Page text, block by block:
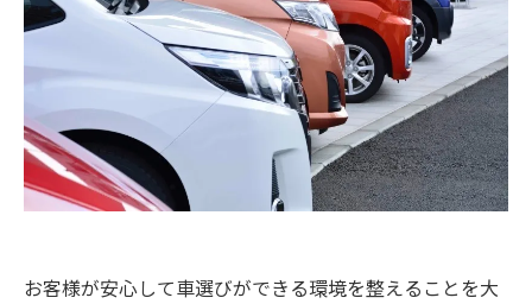
お客様が安心して車選びができる環境を整えることを大